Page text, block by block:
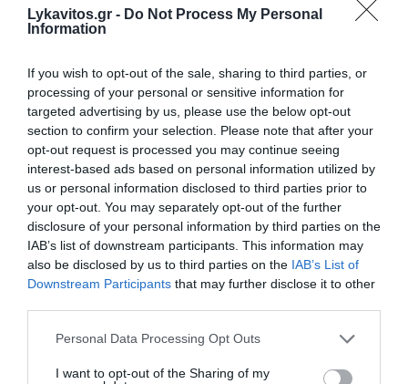
Lykavitos.gr - Do Not Process My Personal
Information
If you wish to opt-out of the sale, sharing to third parties, or
processing of your personal or sensitive information for
targeted advertising by us, please use the below opt-out
section to confirm your selection. Please note that after your
opt-out request is processed you may continue seeing
interest-based ads based on personal information utilized by
us or personal information disclosed to third parties prior to
your opt-out. You may separately opt-out of the further
disclosure of your personal information by third parties on the
IAB’s list of downstream participants. This information may
also be disclosed by us to third parties on the IAB’s List of
Downstream Participants that may further disclose it to other
Please note that this website/app uses one or more Google
not limited to your visit or usage behaviour. You may click to
Personal Data Processing Opt Outs
I want to opt-out of the Sharing of my
Αυτοί είναι οι έξι όροι του Ιράν προς τις ΗΠΑ για τα Στενά
του Ορμούζ
Αλεξανδρούπολη: Χωρίς τις αισθήσεις του ανασύρθηκε
77χρονος από πηγάδι
Red Code για πολύ υψηλό κίνδυνο φωτιάς σε έξι
Κορινθία: Δύο συλλήψεις για φωτιά που προκλήθηκε από
βραχυκύκλωμα σε φωτοβολταϊκό πάρκο
ΟΛΕΣ ΟΙ ΕΙΔΗΣΕΙΣ →
διαβάστε ακόμη